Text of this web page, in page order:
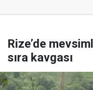
Rize’de
sıra kavgası